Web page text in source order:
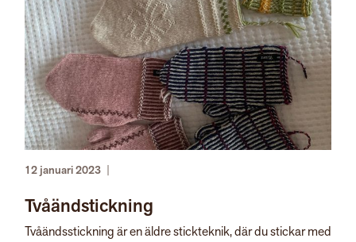
12 januari 2023 |
Tvåändstickning
Tvåändsstickning är en äldre stickteknik, där du stickar med